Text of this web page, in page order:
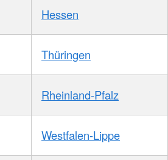
Hessen
Thüringen
Rheinland-Pfalz
Westfalen-Lippe